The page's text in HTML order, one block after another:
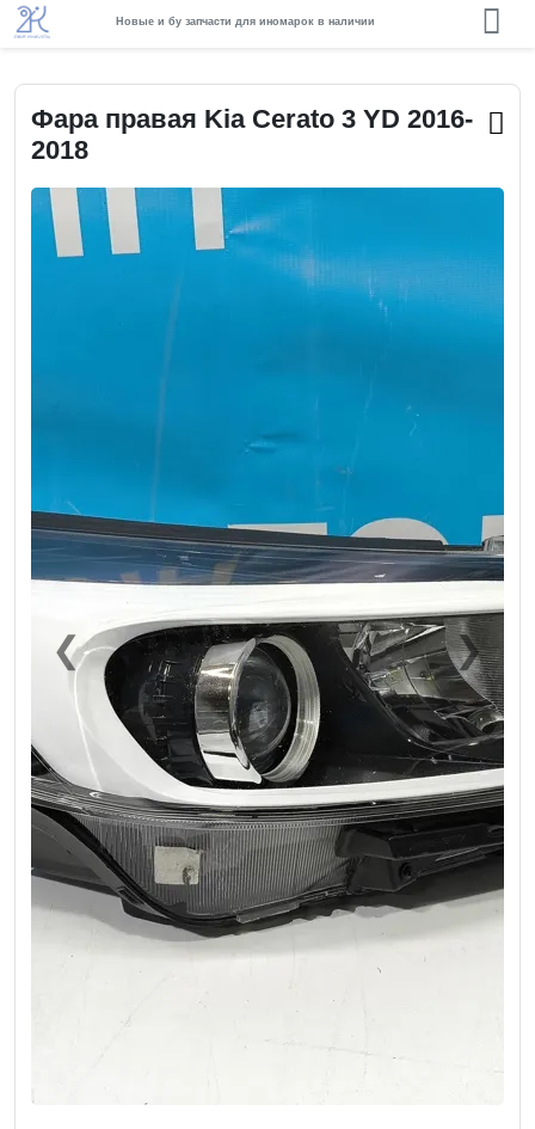
Новые и бу запчасти для иномарок в наличии
Фара правая Kia Cerato 3 YD 2016-
2018
❮
Previous ❯Next